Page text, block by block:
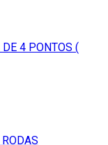
4 PONTOS (